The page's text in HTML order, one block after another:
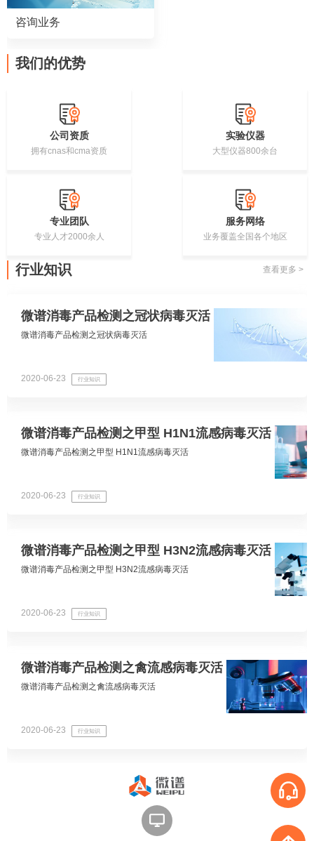
咨询业务
我们的优势
公司资质
拥有cnas和cma资质
实验仪器
大型仪器800余台
专业团队
专业人才2000余人
服务网络
业务覆盖全国各个地区
行业知识 查看更多 >
微谱消毒产品检测之冠状病毒灭活
微谱消毒产品检测之冠状病毒灭活
2020-06-23 行业知识
微谱消毒产品检测之甲型 H1N1流感病毒灭活
微谱消毒产品检测之甲型 H1N1流感病毒灭活
2020-06-23 行业知识
微谱消毒产品检测之甲型 H3N2流感病毒灭活
微谱消毒产品检测之甲型 H3N2流感病毒灭活
2020-06-23 行业知识
微谱消毒产品检测之禽流感病毒灭活
微谱消毒产品检测之禽流感病毒灭活
2020-06-23 行业知识